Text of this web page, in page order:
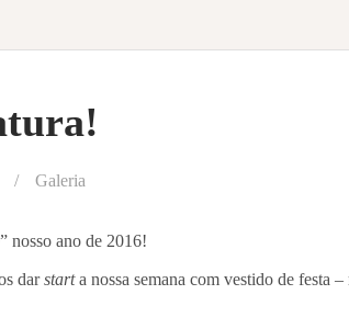
Galeria
nosso ano de 2016!
darstarta nossa semana com vestido de festa